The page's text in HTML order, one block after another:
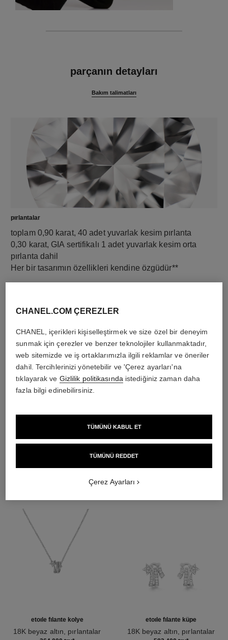
parçanın detayları
Bakım talimatları
pırlantalar
toplam 0,90 karat, 40 adet yuvarlak kesim pırlanta
0,30 karat, GIA sertifikalı 1 adet yuvarlak kesim orta
pırlanta dahil
Her bir tasarımın özellikleri kendine özgüdür**
malzeme
etoile filante kolye
18K beyaz altın, pırlantalar
etoile filante küpe
18K beyaz altın, pırlantalar
CHANEL.COM ÇEREZLER
CHANEL, içerikleri kişiselleştirmek ve size özel bir deneyim
sunmak için çerezler ve benzer teknolojiler kullanmaktadır,
web sitemizde ve iş ortaklarımızla ilgili reklamlar ve öneriler
dahil. Tercihlerinizi yönetebilir ve 'Çerez ayarları'na
tıklayarak ve Gizlilik politikasında istediğiniz zaman daha
fazla bilgi edinebilirsiniz.
TÜMÜNÜ REDDET
TÜMÜNÜ KABUL ET
Çerez Ayarları